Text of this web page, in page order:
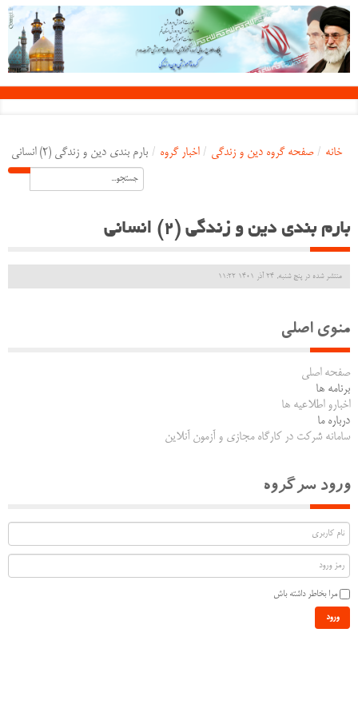
خانه / صفحه گروه دین و زندگی / اخبار گروه / بارم بندی دین و زندگی (2) انسانی
بارم بندی دین و زندگی (2) انسانی
منتشر شده در پنج شنبه, 24 آذر 1401 11:22
منوی اصلی
صفحه اصلی
برنامه ها
اخبارو اطلاعیه ها
درباره ما
سامانه شرکت در کارگاه مجازی و آزمون آنلاین
ورود سرگروه
مرا بخاطر داشته باش
ورود